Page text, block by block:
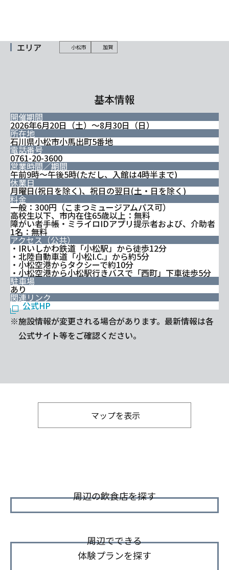
エリア 小松市 加賀
基本情報
開催期間
2026年6月20日（土）〜8月30日（日）
所在地
石川県小松市小馬出町5番地
電話番号
0761-20-3600
営業時間／期間
午前9時〜午後5時(ただし、入館は4時半まで)
休業日
月曜日(祝日を除く)、祝日の翌日(土・日を除く)
料金
一般：300円（こまつミュージアムパス可）
高校生以下、市内在住65歳以上：無料
障がい者手帳・ミライロIDアプリ提示者および、介助者
1名：無料
アクセス（公共）
・IRいしかわ鉄道「小松駅」から徒歩12分
・北陸自動車道「小松I.C.」から約5分
・小松空港からタクシーで約10分
・小松空港から小松駅行きバスで「西町」下車徒歩5分
駐車場
あり
関連リンク
公式HP
※施設情報が変更される場合があります。最新情報は各
公式サイト等をご確認ください。
マップを表示
周辺の飲食店を探す
周辺でできる
体験プランを探す